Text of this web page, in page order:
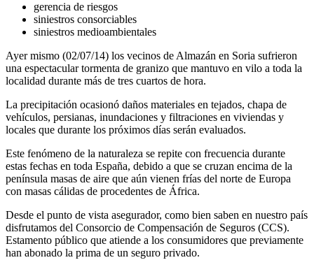
gerencia de riesgos
siniestros consorciables
siniestros medioambientales
Ayer mismo (02/07/14) los vecinos de Almazán en Soria sufrieron
una espectacular tormenta de granizo que mantuvo en vilo a toda la
localidad durante más de tres cuartos de hora.
La precipitación ocasionó daños materiales en tejados, chapa de
vehículos, persianas, inundaciones y filtraciones en viviendas y
locales que durante los próximos días serán evaluados.
Este fenómeno de la naturaleza se repite con frecuencia durante
estas fechas en toda España, debido a que se cruzan encima de la
península masas de aire que aún vienen frías del norte de Europa
con masas cálidas de procedentes de África.
Desde el punto de vista asegurador, como bien saben en nuestro país
disfrutamos del Consorcio de Compensación de Seguros (CCS).
Estamento público que atiende a los consumidores que previamente
han abonado la prima de un seguro privado.